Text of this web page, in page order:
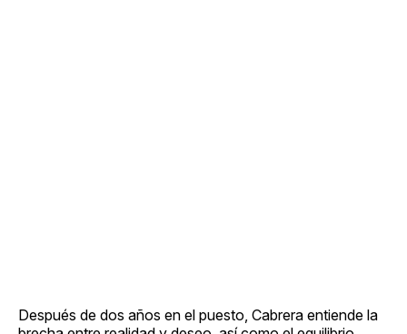
Después de dos años en el puesto, Cabrera entiende la